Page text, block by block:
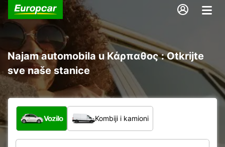
Najam automobila u Κάρπαθος : Otkrijte
sve naše stanice
Koja vrsta vozila?
Vozilo Kombiji i kamioni